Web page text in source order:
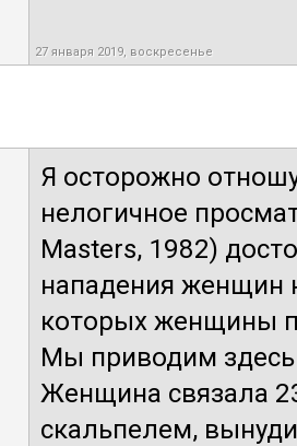
27 января 2019, воскресенье
Я осторожно
нелогичное
Masters, 1982)
нападения женщин
которых женщины
Мы приводим здесь
Женщина связала
скальпелем,